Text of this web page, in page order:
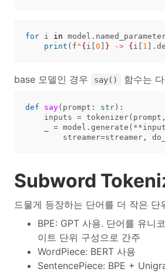
for i in model .
print ( f " { i [0 } -> { i 1 ].
base 모델인 경우 say() 함수는
def say( prompt : str ):
inputs
= tokenizer( prompt ,
= model .generate ( **
streamer=streamer ,
Subword
드물게 등장하는 단어를 더 작은 단
BPE: GPT 사용. 단어를 유니
이트 단위 구성으로 간주
WordPiece: BERT 사용
SentencePiece: BPE +